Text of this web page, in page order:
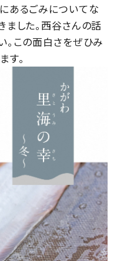
あるごみについてな
ました。西谷さんの話
。この面白さをぜひみ
す。